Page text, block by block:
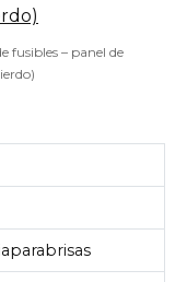
fusibles – panel de